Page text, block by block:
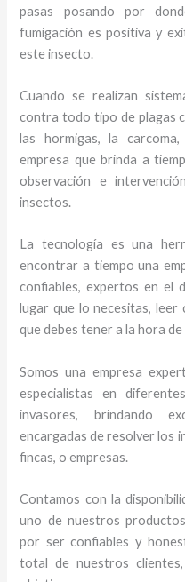
pasas posando por
fumigación es positiva y
este insecto.
Cuando se realizan
contra todo tipo de plagas
las hormigas, la
empresa que brinda a
observación e
insectos.
La tecnología es una
encontrar a tiempo una
confiables, expertos en el
lugar que lo necesitas, leer
que debes tener a la hora
Somos una empresa
especialistas en
invasores, brindando
encargadas de resolver los
fincas, o empresas.
Contamos con la
uno de nuestros
por ser confiables y
total de nuestros